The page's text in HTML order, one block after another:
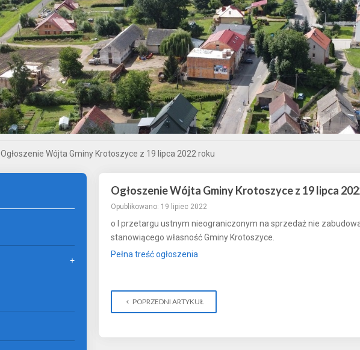
Ogłoszenie Wójta Gminy Krotoszyce z 19 lipca 2022 roku
Ogłoszenie Wójta Gminy Krotoszyce z 19 lipca
Opublikowano: 19 lipiec 2022
o I przetargu ustnym nieograniczonym na sprzedaż nie
stanowiącego własność Gminy Krotoszyce.
Pełna treść ogłoszenia
POPRZEDNI ARTYKUŁ